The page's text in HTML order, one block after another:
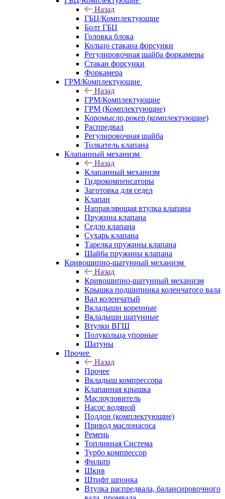
Назад
ГБЦ/Комплектующие
Болт ГБЦ
Головка блока
Кольцо стакана форсунки
Регулировочная шайба форкамеры
Стакан форсунки
Форкамера
ГРМ/Комплектующие
Назад
ГРМ/Комплектующие
ГРМ (Комплектующие)
Коромысло,рокер (комплектующие)
Распредвал
Регулировочная шайба
Толкатель клапана
Клапанный механизм
Назад
Клапанный механизм
Гидрокомпенсаторы
Заготовка для седел
Клапан
Направляющая втулка клапана
Пружина клапана
Седло клапана
Сухарь клапана
Тарелка пружины клапана
Шайба пружины клапана
Кривошипно-шатунный механизм
Назад
Кривошипно-шатунный механизм
Крышка подшипника коленчатого вала
Вал коленчатый
Вкладыши коренные
Вкладыши шатунные
Втулки ВГШ
Полукольца упорные
Шатуны
Прочее
Назад
Прочее
Вкладыш компрессора
Клапанная крышка
Маслоуловитель
Насос водяной
Поддон (комплектующие)
Привод маслонасоса
Ремень
Топливная Система
Турбо компрессор
Фильтр
Шкив
Штифт шпонка
Втулка распредвала, балансировочного